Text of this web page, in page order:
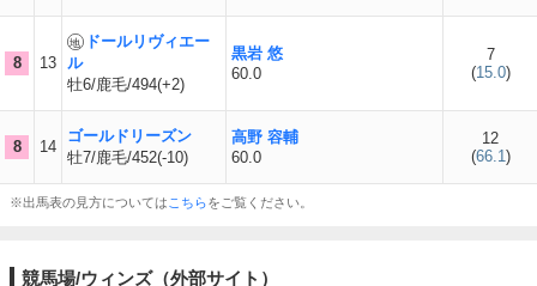
8 13
ドールリヴィエー
ル
牡6/鹿毛/494(+2)
黒岩 悠
60.0
7
(15.0)
8 14
ゴールドリーズン
牡7/鹿毛/452(-10)
高野 容輔
60.0
12
(66.1)
※出馬表の見方については こちらをご覧ください。
競馬場/ウィンズ（外部サイト）